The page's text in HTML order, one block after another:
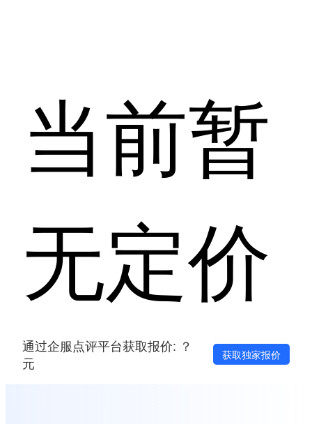
当前暂
无定价
通过企服点评平台获取报价: ？
元
获取独家报价